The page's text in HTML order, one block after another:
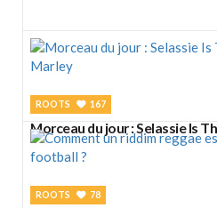
ROOTS 167
Morceau du jour : Selassie Is
ROOTS 78